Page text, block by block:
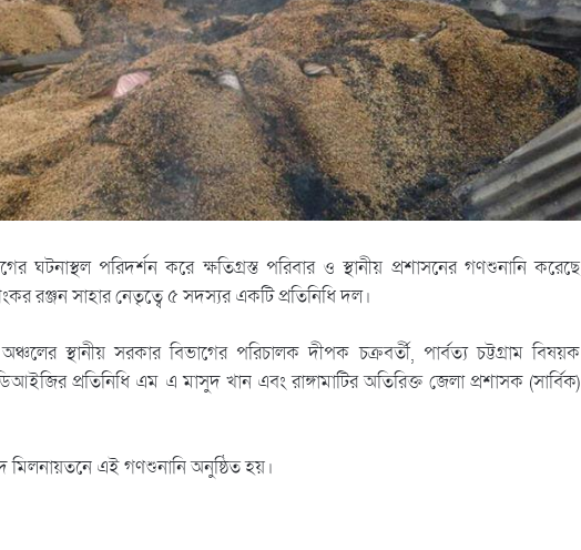
ঘটনাস্থল পরিদর্শন করে ক্ষতিগ্রস্ত পরিবার ও স্থানীয় প্রশাসনের গণশুনানি করেছে
রঞ্জন সাহার নেতৃত্বে ৫ সদস্যর একটি প্রতিনিধি দল।
স্থানীয় সরকার বিভাগের পরিচালক দীপক চক্রবর্তী, পার্বত্য চট্টগ্রাম বিষয়ক
প্রতিনিধি এম এ মাসুদ খান এবং রাঙ্গামাটির অতিরিক্ত জেলা প্রশাসক (সার্বিক)
এই গণশুনানি অনুষ্ঠিত হয়।